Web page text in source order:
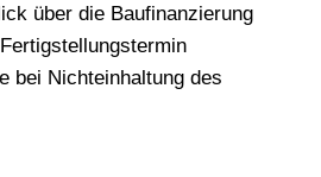
über die Baufinanzierung
bei Nichteinhaltung des